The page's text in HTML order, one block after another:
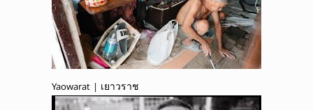
Yaowarat | เยาวราช